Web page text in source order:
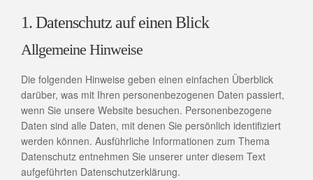
1. Datenschutz auf einen Blick
Allgemeine Hinweise
Die folgenden Hinweise geben einen einfachen Überblick
darüber, was mit Ihren personenbezogenen Daten passiert,
wenn Sie unsere Website besuchen. Personenbezogene
Daten sind alle Daten, mit denen Sie persönlich identifiziert
werden können. Ausführliche Informationen zum Thema
Datenschutz entnehmen Sie unserer unter diesem Text
aufgeführten Datenschutzerklärung.